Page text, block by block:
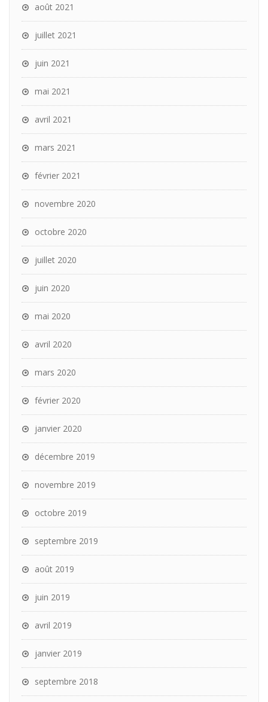
août 2021
juillet 2021
juin 2021
mai 2021
avril 2021
mars 2021
février 2021
novembre 2020
octobre 2020
juillet 2020
juin 2020
mai 2020
avril 2020
mars 2020
février 2020
janvier 2020
décembre 2019
novembre 2019
octobre 2019
septembre 2019
août 2019
juin 2019
avril 2019
janvier 2019
septembre 2018